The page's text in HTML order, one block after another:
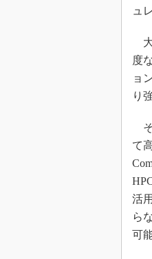
ュ
大
度
ョ
り
そ
て
活
ら
可